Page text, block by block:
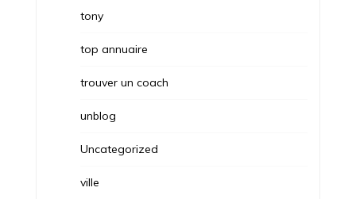
tony
top annuaire
trouver un coach
unblog
Uncategorized
ville